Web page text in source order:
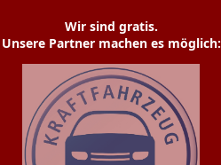
Wir sind gratis.
Unsere Partner machen es möglich: